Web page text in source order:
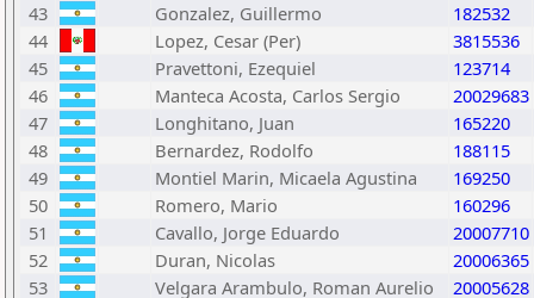
43
Gonzalez, Guillermo
182532
44
Lopez, Cesar (Per)
3815536
45
Pravettoni, Ezequiel
123714
46
Manteca Acosta, Carlos Sergio
20029683
47
Longhitano, Juan
165220
48
Bernardez, Rodolfo
188115
49
Montiel Marin, Micaela Agustina
169250
50
Romero, Mario
160296
51
Cavallo, Jorge Eduardo
20007710
52
Duran, Nicolas
20006365
53
Velgara Arambulo, Roman Aurelio
20005628